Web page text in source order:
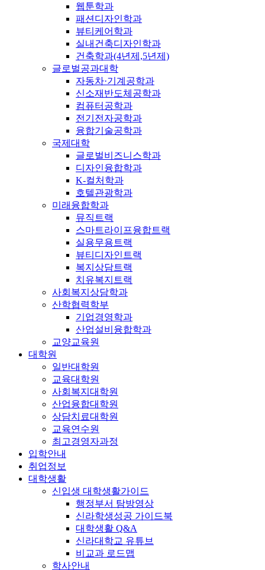
웹툰학과
패션디자인학과
뷰티케어학과
실내건축디자인학과
건축학과(4년제,5년제)
글로벌공과대학
자동차·기계공학과
신소재반도체공학과
컴퓨터공학과
전기전자공학과
융합기술공학과
국제대학
글로벌비즈니스학과
디자인융합학과
K-컬처학과
호텔관광학과
미래융합학과
뮤직트랙
스마트라이프융합트랙
실용무용트랙
뷰티디자인트랙
복지상담트랙
치유복지트랙
사회복지상담학과
산학협력학부
기업경영학과
산업설비융합학과
교양교육원
대학원
일반대학원
교육대학원
사회복지대학원
산업융합대학원
상담치료대학원
교육연수원
최고경영자과정
입학안내
취업정보
대학생활
신입생 대학생활가이드
행정부서 탐방영상
신라학생성공 가이드북
대학생활 Q&A
신라대학교 유튜브
비교과 로드맵
학사안내